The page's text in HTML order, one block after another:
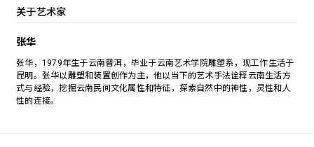
关于艺术家
张华
张华，1979年生于云南普洱，毕业于云南艺术学院雕塑系，现工作生活于
昆明。张华以雕塑和装置创作为主，他以当下的艺术手法诠释云南生活方
式与经验，挖掘云南民间文化属性和特征，探索自然中的神性，灵性和人
性的连接。